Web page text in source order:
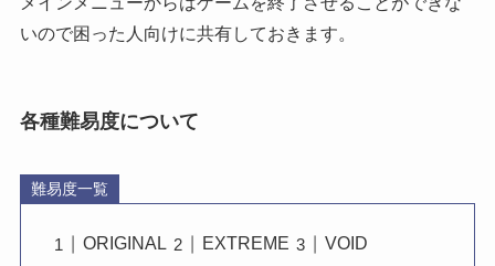
いので困った人向けに共有しておきます。
各種難易度について
難易度一覧
ORIGINAL EXTREME VOID